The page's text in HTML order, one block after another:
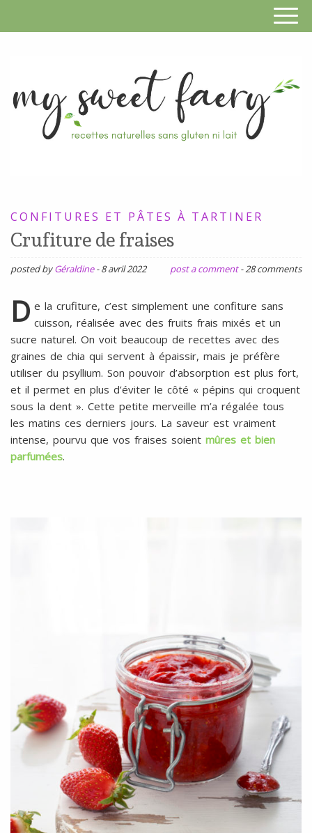
SANS
GLUTEN,
SANS
LAIT,
SOJA,
SANS
ŒUFS
CONFITURES ET PÂTES À TARTINER
Crufiture de fraises
posted byGéraldine -8 avril 2022 post a comment -28 comments
D e la crufiture, c’est simplement une confiture sans
cuisson, réalisée avec des fruits frais mixés et un
sucre naturel. On voit beaucoup de recettes avec des
graines de chia qui servent à épaissir, mais je préfère
utiliser du psyllium. Son pouvoir d’absorption est plus fort,
et il permet en plus d’éviter le côté « pépins qui croquent
sous la dent ». Cette petite merveille m’a régalée tous
les matins ces derniers jours. La saveur est vraiment
intense, pourvu que vos fraises soient mûres et bien
parfumées.